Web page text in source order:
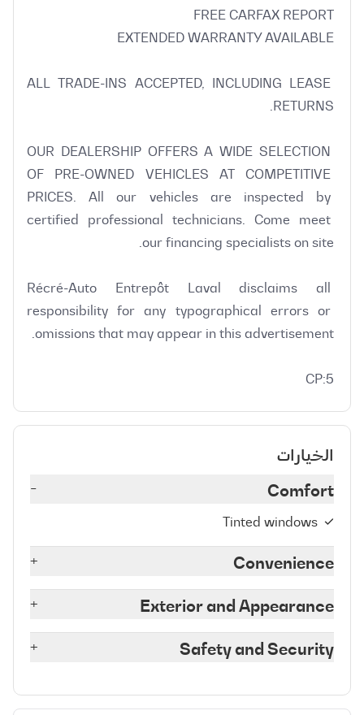
ALL TRADE-INS ACCEPTED, INCLUDING LEASE
OUR DEALERSHIP OFFERS A WIDE SELECTION
OF PRE-OWNED VEHICLES AT COMPETITIVE
PRICES. All our vehicles are inspected by
certified professional technicians. Come meet
Récré-Auto Entrepôt Laval disclaims all
responsibility for any typographical errors or
CP:5
الخيارات
Comfort
-
Tinted windows
Convenience
+
Exterior and Appearance
+
Safety and Security
+